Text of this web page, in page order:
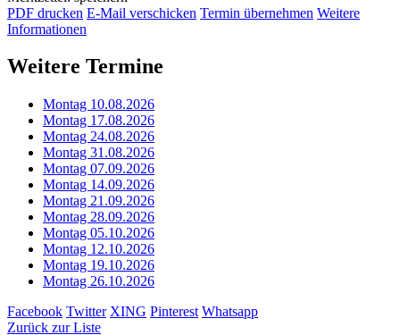
PDF drucken E-Mail verschicken Termin übernehmen Weitere
Informationen
Weitere Termine
Montag 10.08.2026
Montag 17.08.2026
Montag 24.08.2026
Montag 31.08.2026
Montag 07.09.2026
Montag 14.09.2026
Montag 21.09.2026
Montag 28.09.2026
Montag 05.10.2026
Montag 12.10.2026
Montag 19.10.2026
Montag 26.10.2026
Facebook Twitter XING Pinterest Whatsapp
Zurück zur Liste